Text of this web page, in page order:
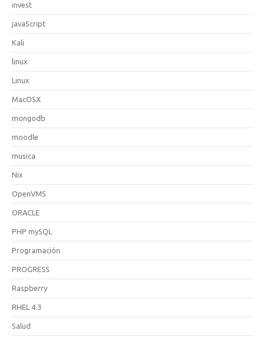
invest
javaScript
Kali
linux
Linux
MacOSX
mongodb
moodle
musica
Nix
OpenVMS
ORACLE
PHP mySQL
Programación
PROGRESS
Raspberry
RHEL 4.3
Salud